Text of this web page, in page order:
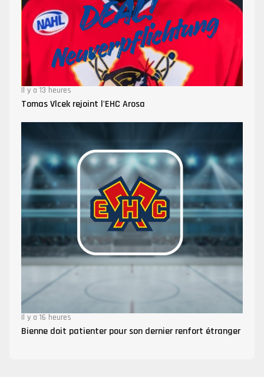
Il y a 13 heures
Tomas Vlcek rejoint l'EHC Arosa
Il y a 16 heures
Bienne doit patienter pour son dernier renfort étranger